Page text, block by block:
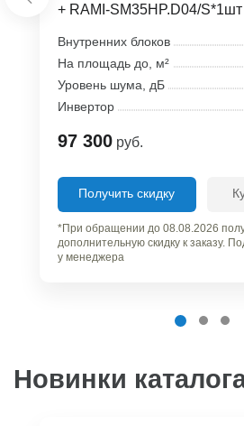
+ RAMI-SM35HP.D04/S*1шт
Внутренних блоков
На площадь до, м²
Уровень шума, дБ
Инвертор
97 300 руб.
Получить скидку
*При обращении до 08.08.2026
дополнительную скидку к заказу.
у менеджера
Новинки